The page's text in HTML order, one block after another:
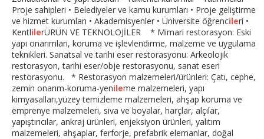
Proje sahipleri • Belediyeler ve kamu kurumları • Proje geliştirme
ve hizmet kurumları • Akademisyenler • Üniversite öğrencileri •
KentlilerÜRÜN VE TEKNOLOJİLER * Mimari restorasyon: Eski
yapı onarımları, koruma ve işlevlendirme, malzeme ve uygulama
teknikleri. Sanatsal ve tarihi eser restorasyonu: Arkeolojik
restorasyon, tarihi eser/obje restorasyonu, sanat eseri
restorasyonu. * Restorasyon malzemeleri/ürünleri: Çatı, cephe,
zemin onarım-koruma-yenileme malzemeleri, yapı
kimyasalları,yüzey temizleme malzemeleri, ahşap koruma ve
emprenye malzemeleri, sıva ve boyalar, harçlar, alçılar,
yapıştırıcılar, ankraj ürünleri, enjeksiyon ürünleri, yalıtım
malzemeleri, ahşaplar, ferforje, prefabrik elemanlar, doğal